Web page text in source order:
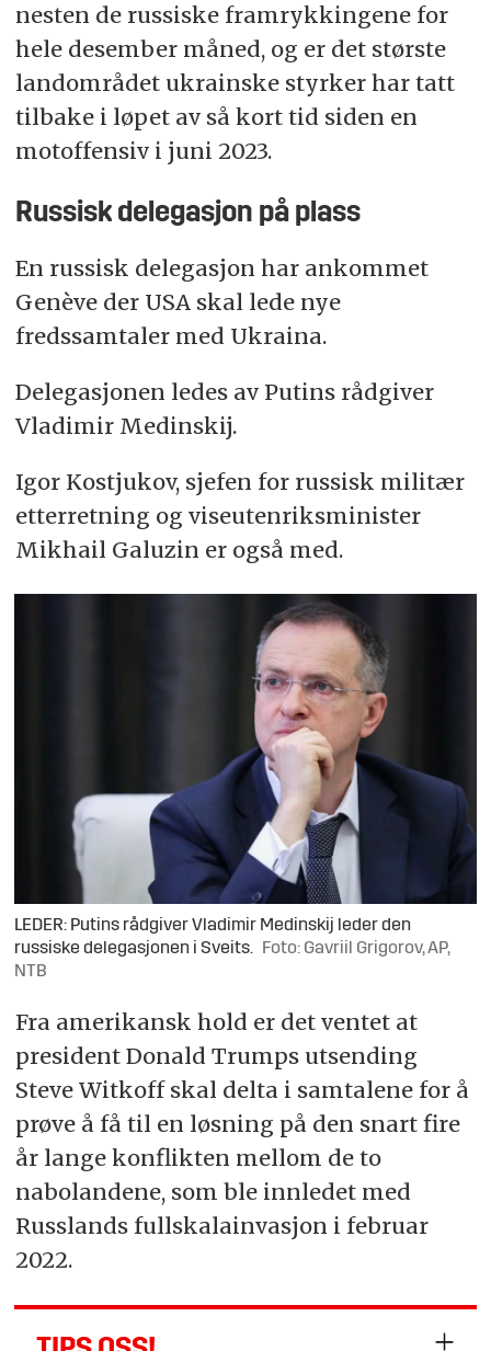
nesten de russiske framrykkingene for
hele desember måned, og er det største
landområdet ukrainske styrker har tatt
tilbake i løpet av så kort tid siden en
motoffensiv i juni 2023.
Russisk delegasjon på plass
En russisk delegasjon har ankommet
Genève der USA skal lede nye
fredssamtaler med Ukraina.
Delegasjonen ledes av Putins rådgiver
Vladimir Medinskij.
Igor Kostjukov, sjefen for russisk militær
etterretning og viseutenriksminister
Mikhail Galuzin er også med.
LEDER: Putins rådgiver Vladimir Medinskij leder den
russiske delegasjonen i Sveits. Foto: Gavriil Grigorov, AP,
NTB
Fra amerikansk hold er det ventet at
president Donald Trumps utsending
Steve Witkoff skal delta i samtalene for å
prøve å få til en løsning på den snart fire
år lange konflikten mellom de to
nabolandene, som ble innledet med
Russlands fullskalainvasjon i februar
2022.